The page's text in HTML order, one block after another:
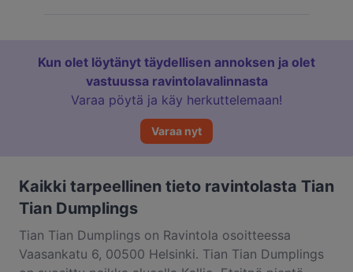
Kun olet löytänyt täydellisen annoksen ja olet
vastuussa ravintolavalinnasta
Varaa pöytä ja käy herkuttelemaan!
Varaa nyt
Kaikki tarpeellinen tieto ravintolasta Tian
Tian Dumplings
Tian Tian Dumplings on Ravintola osoitteessa
Vaasankatu 6, 00500 Helsinki. Tian Tian Dumplings